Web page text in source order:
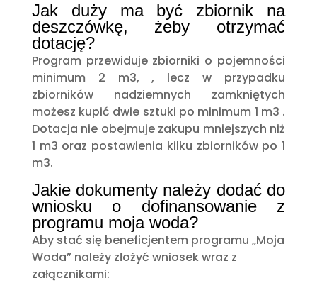
Jak duży ma być zbiornik na
deszczówkę, żeby otrzymać
dotację?
Program przewiduje zbiorniki o pojemności
minimum 2 m3, , lecz w przypadku
zbiorników nadziemnych zamkniętych
możesz kupić dwie sztuki po minimum 1 m3 .
Dotacja nie obejmuje zakupu mniejszych niż
1 m3 oraz postawienia kilku zbiorników po 1
m3.
Jakie dokumenty należy dodać do
wniosku o dofinansowanie z
programu moja woda?
Aby stać się beneficjentem programu „Moja
Woda” należy złożyć wniosek wraz z
załącznikami: